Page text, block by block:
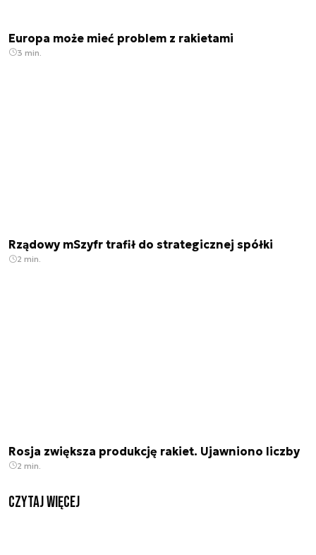
Europa może mieć problem z rakietami
3 min.
Rządowy mSzyfr trafił do strategicznej spółki
2 min.
Rosja zwiększa produkcję rakiet. Ujawniono liczby
2 min.
czytaj więcej